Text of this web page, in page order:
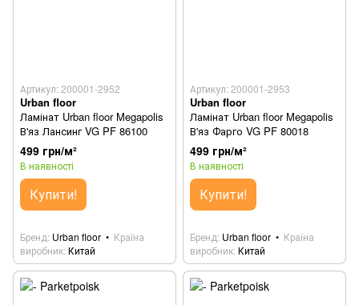
Артикул: 200001-2952
Urban floor
Ламінат Urban floor Megapolis
В'яз Лансинг VG PF 86100
499 грн/м²
В наявності
Купити!
Бренд Urban floor
Країна
виробник Китай
Артикул: 200001-2953
Urban floor
Ламінат Urban floor Megapolis
В'яз Фарго VG PF 80018
499 грн/м²
В наявності
Купити!
Бренд Urban floor
Країна
виробник Китай